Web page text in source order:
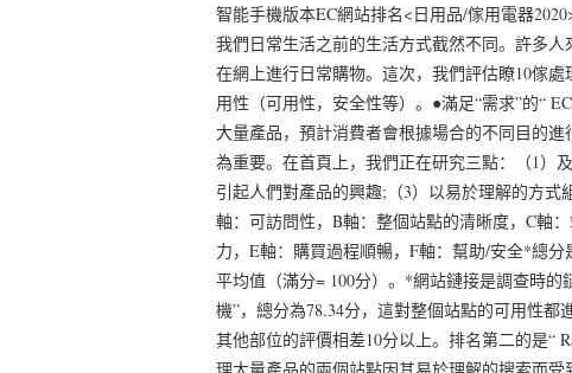
智能手機版本EC網站排名<日用品/傢用電器
我們日常生活之前的生活方式截然不同。許多
在網上進行日常購物。這次，我們評估瞭10傢
用性（可用性，安全性等）。●滿足“需求”的“
大量產品，預計消費者會根據場合的不同目的
為重要。在首頁上，我們正在研究三點：（1）
引起人們對產品的興趣;（3）以易於理解的方
軸：可訪問性，B軸：整個站點的清晰度，C軸
力，E軸：購買過程順暢，F軸：幫助/安全*總
平均值（滿分= 100分）。*網站鏈接是調查時
機”，總分為78.34分，這對整個站點的可用性
其他部位的評價相差10分以上。排名第二的是“
理大量產品的兩個站點因其易於理解的搜索而